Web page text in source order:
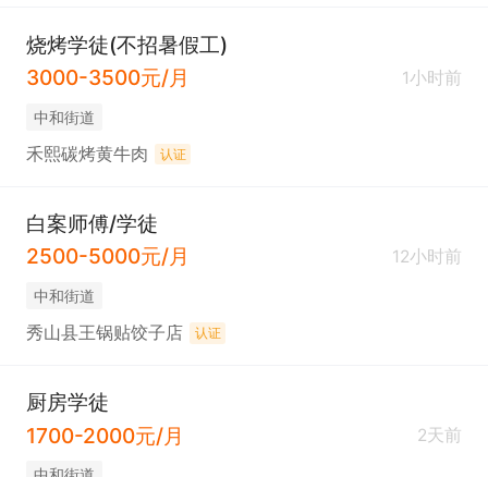
烧烤学徒(不招暑假工)
3000-3500元/月
1小时前
中和街道
禾熙碳烤黄牛肉 认证
白案师傅/学徒
2500-5000元/月
12小时前
中和街道
秀山县王锅贴饺子店 认证
厨房学徒
1700-2000元/月
2天前